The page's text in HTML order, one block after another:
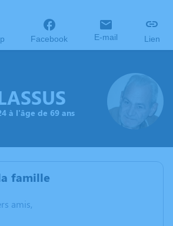
Facebook E-mail Lien
à l'âge de 69 ans
famille
amis,